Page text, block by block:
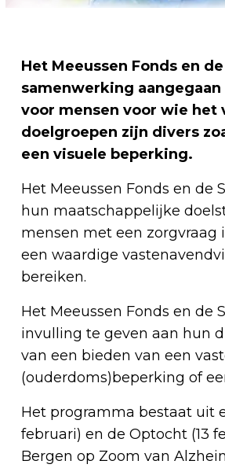
Het Meeussen Fonds en
samenwerking
voor mensen voor wie het
doelgroepen zijn divers
een visuele beperking.
Het Meeussen Fonds en
hun maatschappelijke
mensen met een zorgvraag
een waardige
bereiken.
Het Meeussen Fonds en de
invulling te geven aan hun
van een bieden van een
(ouderdoms)beperking of
Het programma bestaat uit
februari) en de Optocht (13
Bergen op Zoom van